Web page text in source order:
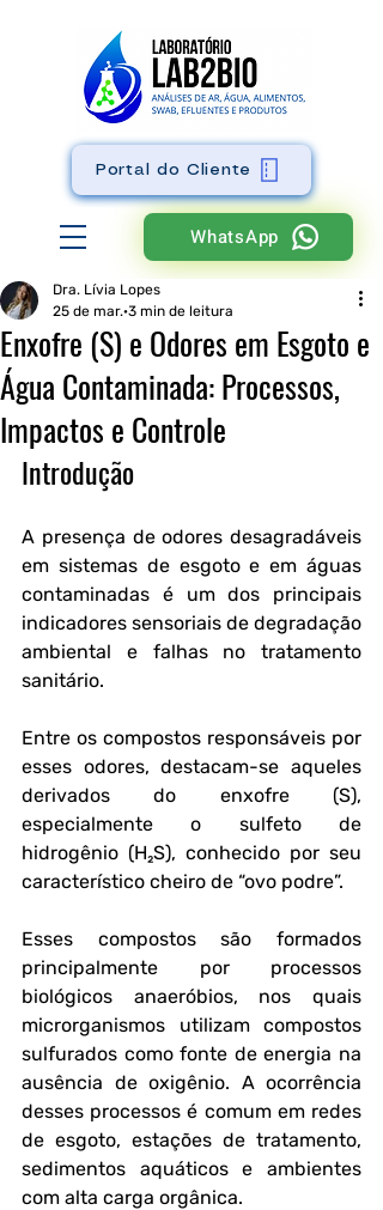
WhatsApp
Portal do Cliente
Enxofre (S) e Odores em Esgoto e
Água Contaminada: Processos,
Impactos e Controle
Dra. Lívia Lopes
25 de mar. 3 min de leitura
Introdução
A presença de odores desagradáveis
em sistemas de esgoto e em águas
contaminadas é um dos principais
indicadores sensoriais de degradação
ambiental e falhas no tratamento
sanitário.
Entre os compostos responsáveis por
esses odores, destacam-se aqueles
derivados do enxofre (S),
especialmente o sulfeto de
hidrogênio (H₂S), conhecido por seu
característico cheiro de “ovo podre”.
Esses compostos são formados
principalmente por processos
biológicos anaeróbios, nos quais
microrganismos utilizam compostos
sulfurados como fonte de energia na
ausência de oxigênio. A ocorrência
desses processos é comum em redes
de esgoto, estações de tratamento,
sedimentos aquáticos e ambientes
com alta carga orgânica.